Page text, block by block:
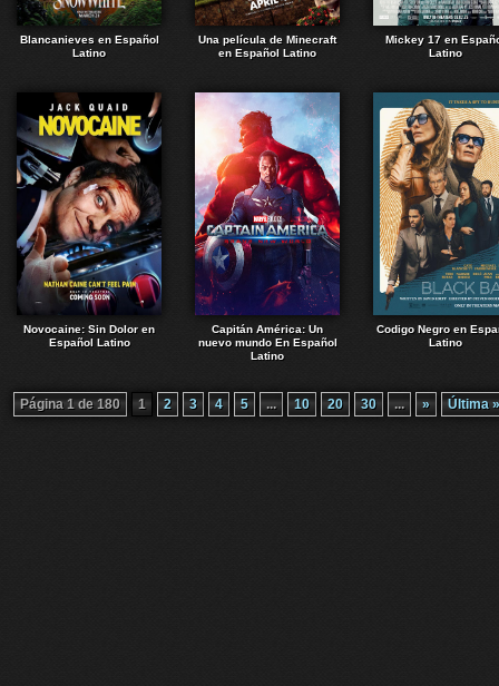
Blancanieves en Español
Latino
Una película de Minecraft
en Español Latino
Mickey 17 en
Latino
Novocaine: Sin Dolor en
Español Latino
Capitán América: Un
nuevo mundo En Español
Latino
Codigo Negro en
Latino
Página 1 de 180 1 2 3 4 5 ... 10 20 30 ... » Última »